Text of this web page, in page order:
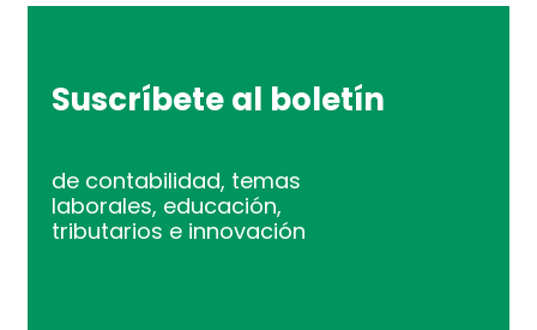
Suscríbete al boletín
de contabilidad, temas
laborales, educación,
tributarios e innovación